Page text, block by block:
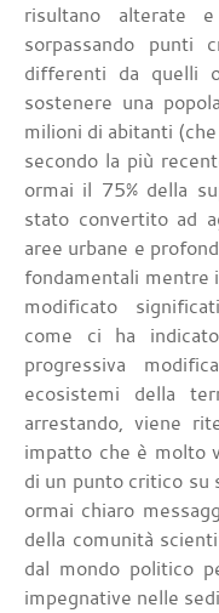
risultano alterate
sorpassando
differenti da quelli
sostenere una
milioni di abitanti
secondo la più
ormai il 75% della
stato convertito ad
aree urbane e
fondamentali mentre
modificato
come ci ha
progressiva
ecosistemi della
arrestando, viene
impatto che è molto
di un punto critico su
ormai chiaro
della comunità
dal mondo politico
impegnative nelle